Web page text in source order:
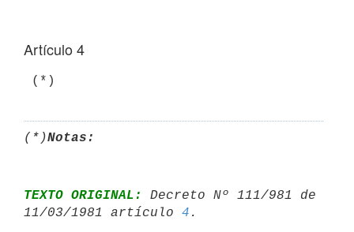
Artículo 4
(*)Notas:
TEXTO ORIGINAL:
Decreto Nº 111/981 de
11/03/1981 artículo 4